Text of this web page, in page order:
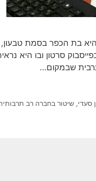
בת הכפר בסמת טבעון,
סרטון ובו היא
שבמקום…
סעדי, שיטור בחברה רב